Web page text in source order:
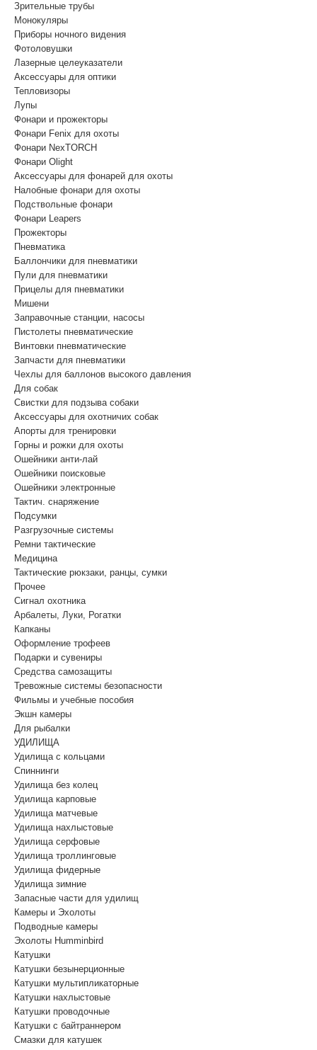
Зрительные трубы
Монокуляры
Приборы ночного видения
Фотоловушки
Лазерные целеуказатели
Аксессуары для оптики
Тепловизоры
Лупы
Фонари и прожекторы
Фонари Fenix для охоты
Фонари NexTORCH
Фонари Olight
Аксессуары для фонарей для охоты
Налобные фонари для охоты
Подствольные фонари
Фонари Leapers
Прожекторы
Пневматика
Баллончики для пневматики
Пули для пневматики
Прицелы для пневматики
Мишени
Заправочные станции, насосы
Пистолеты пневматические
Винтовки пневматические
Запчасти для пневматики
Чехлы для баллонов высокого давления
Для собак
Свистки для подзыва собаки
Аксессуары для охотничих собак
Апорты для тренировки
Горны и рожки для охоты
Ошейники анти-лай
Ошейники поисковые
Ошейники электронные
Тактич. снаряжение
Подсумки
Разгрузочные системы
Ремни тактические
Медицина
Тактические рюкзаки, ранцы, сумки
Прочее
Сигнал охотника
Арбалеты, Луки, Рогатки
Капканы
Оформление трофеев
Подарки и сувениры
Средства самозащиты
Тревожные системы безопасности
Фильмы и учебные пособия
Экшн камеры
Для рыбалки
УДИЛИЩА
Удилища с кольцами
Спиннинги
Удилища без колец
Удилища карповые
Удилища матчевые
Удилища нахлыстовые
Удилища серфовые
Удилища троллинговые
Удилища фидерные
Удилища зимние
Запасные части для удилищ
Камеры и Эхолоты
Подводные камеры
Эхолоты Humminbird
Катушки
Катушки безынерционные
Катушки мультипликаторные
Катушки нахлыстовые
Катушки проводочные
Катушки с байтраннером
Смазки для катушек